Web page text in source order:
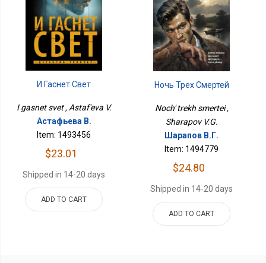
И Гаснет Свет
I gasnet svet , Astaf'eva V.
Астафьева В.
Item: 1493456
$23.01
Shipped in 14-20 days
ADD TO CART
Ночь Трех Смертей
Noch' trekh smertei ,
Sharapov V.G.
Шарапов В.Г.
Item: 1494779
$24.80
Shipped in 14-20 days
ADD TO CART